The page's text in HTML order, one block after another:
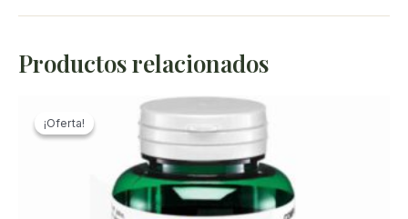
Productos relacionados
¡Oferta!
¡Oferta!